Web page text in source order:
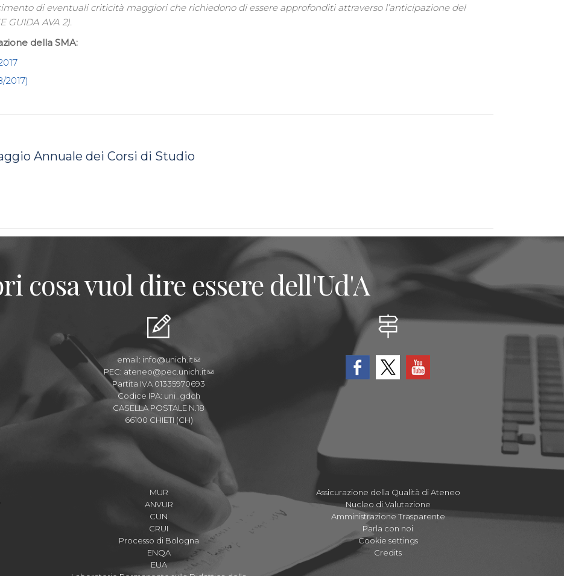
di eventuali criticità maggiori che richiedono di essere approfonditi attraverso l’anticipazione del
GUIDA AVA 2).
della SMA:
2017)
Annuale dei Corsi di Studio
cosa vuol dire essere dell'Ud'A
email: info@unich.it
PEC: ateneo@pec.unich.it
Partita IVA 01335970693
Codice IPA: uni_gdch
CASELLA POSTALE N.18
66100 CHIETI (CH)
MUR
ANVUR
CUN
CRUI
Processo di Bologna
ENQA
EUA
Assicurazione della Qualità di Ateneo
Nucleo di Valutazione
Amministrazione Trasparente
Parla con noi
Cookie settings
Credits